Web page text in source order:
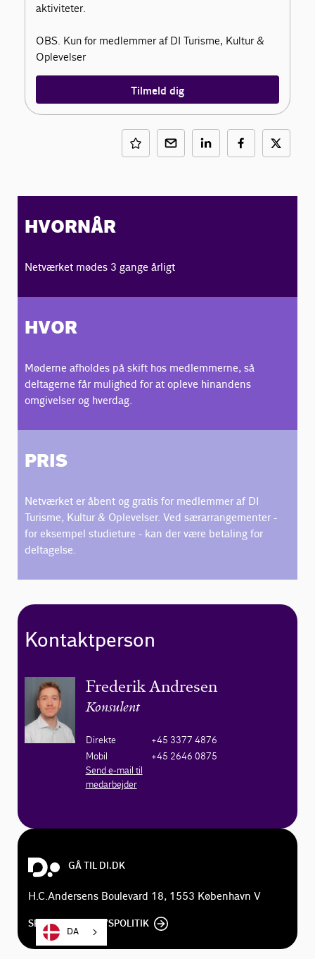
aktiviteter.
OBS. Kun for medlemmer af DI Turisme, Kultur &
Oplevelser
Tilmeld dig
HVORNÅR
Netværket mødes 3 gange årligt
HVOR
Møderne afholdes på skift hos medlemmerne, så
deltagerne får mulighed for at opleve hinandens
omgivelser og hverdag.
PRIS
Netværket er åbent og gratis for medlemmer af DI
Turisme, Kultur & Oplevelser. Ved særarrangementer -
for eksempel studieture - kan der være betaling for
deltagelse.
Kontaktperson
Frederik Andresen
Konsulent
Direkte
+45 3377 4876
Mobil
+45 2646 0875
Send e-mail til
medarbejder
GÅ TIL DI.DK
H.C.Andersens Boulevard 18, 1553 København V
SE DI'S PRIVATLIVSPOLITIK
DA